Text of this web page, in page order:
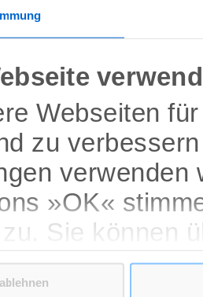
Webseiten
zu
»OK«
Sie können
Cookies